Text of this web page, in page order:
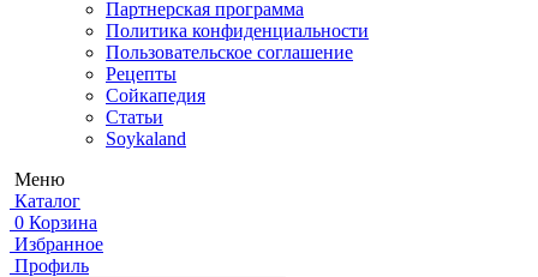
Партнерская программа
Политика конфиденциальности
Пользовательское соглашение
Рецепты
Сойкапедия
Статьи
Soykaland
Меню
Каталог
0 Корзина
Избранное
Профиль